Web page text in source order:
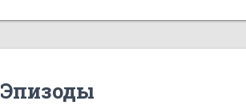
Эпизоды